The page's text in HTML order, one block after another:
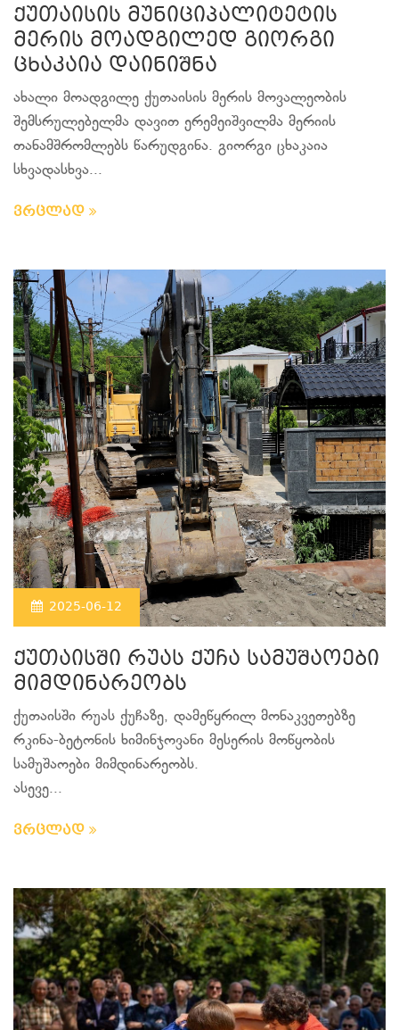
ქუთაისის მუნიციპალიტეტის
მერის მოადგილედ გიორგი
ცხაკაია დაინიშნა
ახალი მოადგილე ქუთაისის მერის მოვალეობის
შემსრულებელმა დავით ერემეიშვილმა მერიის
თანამშრომლებს წარუდგინა. გიორგი ცხაკაია
სხვადასხვა...
ვრცლად
2025-06-12
ქუთაისში რუას ქუჩა სამუშაოები
მიმდინარეობს
ქუთაისში რუას ქუჩაზე, დამეწყრილ მონაკვეთებზე
რკინა-ბეტონის ხიმინჯოვანი მესერის მოწყობის
სამუშაოები მიმდინარეობს.
ასევე...
ვრცლად